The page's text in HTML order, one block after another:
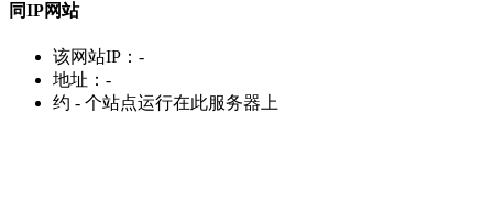
同IP网站
该网站IP： -
地址： -
约 - 个站点运行在此服务器上